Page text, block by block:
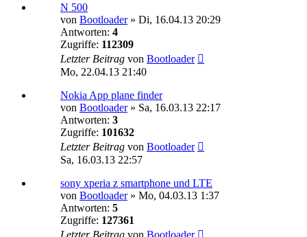
N 500
von Bootloader» Di, 16.04.13 20:29
Antworten: 4
Zugriffe: 112309
Letzter Beitrag von Bootloader
Mo, 22.04.13 21:40
Nokia App plane finder
von Bootloader» Sa, 16.03.13 22:17
Antworten: 3
Zugriffe: 101632
Letzter Beitrag von Bootloader
Sa, 16.03.13 22:57
sony xperia z smartphone und LTE
von Bootloader» Mo, 04.03.13 1:37
Antworten: 5
Zugriffe: 127361
Letzter Beitrag von Bootloader